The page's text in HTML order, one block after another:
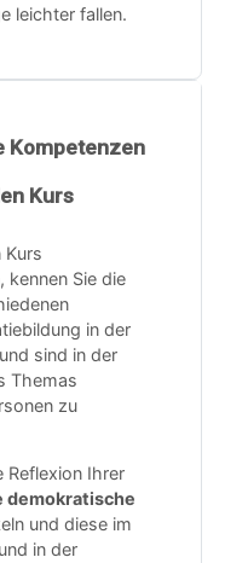
leichter fallen.
Kurs
Kurs
kennen Sie die
in der
sind in der
Themas
zu
Reflexion Ihrer
und diese im
in der